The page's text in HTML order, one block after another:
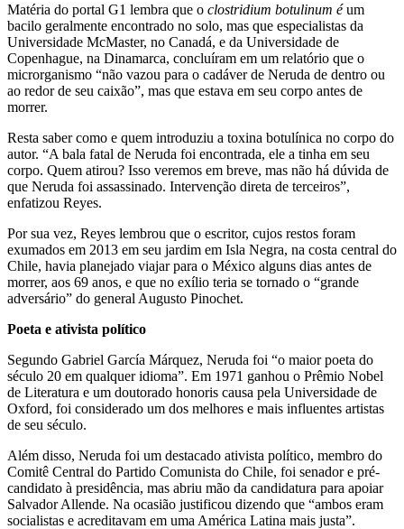
Matéria do portal G1 lembra que o clostridium botulinum éum
bacilo geralmente encontrado no solo, mas que especialistas da
Universidade McMaster, no Canadá, e da Universidade de
Copenhague, na Dinamarca, concluíram em um relatório que o
microrganismo “não vazou para o cadáver de Neruda de dentro ou
ao redor de seu caixão”, mas que estava em seu corpo antes de
morrer.
Resta saber como e quem introduziu a toxina botulínica no corpo do
autor. “A bala fatal de Neruda foi encontrada, ele a tinha em seu
corpo. Quem atirou? Isso veremos em breve, mas não há dúvida de
que Neruda foi assassinado. Intervenção direta de terceiros”,
enfatizou Reyes.
Por sua vez, Reyes lembrou que o escritor, cujos restos foram
exumados em 2013 em seu jardim em Isla Negra, na costa central do
Chile, havia planejado viajar para o México alguns dias antes de
morrer, aos 69 anos, e que no exílio teria se tornado o “grande
adversário” do general Augusto Pinochet.
Poeta e ativista político
Segundo Gabriel García Márquez, Neruda foi “o maior poeta do
século 20 em qualquer idioma”. Em 1971 ganhou o Prêmio Nobel
de Literatura e um doutorado honoris causa pela Universidade de
Oxford, foi considerado um dos melhores e mais influentes artistas
de seu século.
Além disso, Neruda foi um destacado ativista político, membro do
Comitê Central do Partido Comunista do Chile, foi senador e pré-
candidato à presidência, mas abriu mão da candidatura para apoiar
Salvador Allende. Na ocasião justificou dizendo que “ambos eram
socialistas e acreditavam em uma América Latina mais justa”.